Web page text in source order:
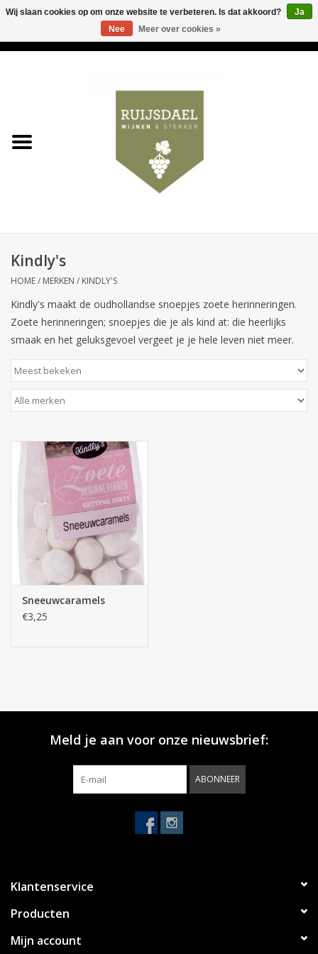
& sterker
Contact
Relatiegeschenken
Kindly's
HOME/ MERKEN / KINDLY'S
Kindly's maakt de oudhollandse snoepjes zoete herinneringen.
Zoete herinneringen; snoepjes die je als kind at: die heerlijks
smaak en het geluksgevoel vergeet je je hele leven niet meer.
Sneeuwcaramels
€3,25
Meld je aan voor onze nieuwsbrief:
ABONNEER
Klantenservice
Producten
Mijn account
Wij slaan cookies op om onze website te verbeteren. Is dat akkoord?
Ja
Nee
Meer over cookies »